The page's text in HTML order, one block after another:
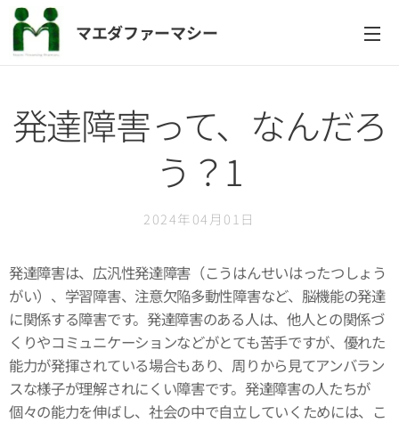
マエダファーマシー
発達障害って、なんだろ
う？1
2024年04月01日
発達障害は、広汎性発達障害（こうはんせいはったつしょう
がい）、学習障害、注意欠陥多動性障害など、脳機能の発達
に関係する障害です。発達障害のある人は、他人との関係づ
くりやコミュニケーションなどがとても苦手ですが、優れた
能力が発揮されている場合もあり、周りから見てアンバラン
スな様子が理解されにくい障害です。発達障害の人たちが
個々の能力を伸ばし、社会の中で自立していくためには、こ